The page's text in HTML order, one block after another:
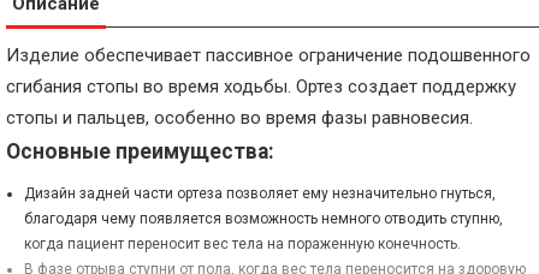
Изделие обеспечивает пассивное ограничение подошвенного
сгибания стопы во время ходьбы. Ортез создает поддержку
стопы и пальцев, особенно во время фазы равновесия.
Основные преимущества:
Дизайн задней части ортеза позволяет ему незначительно гнуться,
благодаря чему появляется возможность немного отводить ступню,
когда пациент переносит вес тела на пораженную конечность.
В фазе отрыва ступни от пола, когда вес тела переносится на здоровую